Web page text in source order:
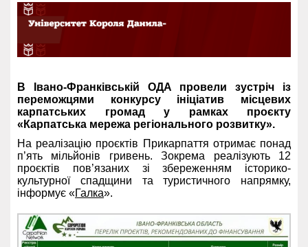
В Івано-Франківській ОДА провели зустріч із
переможцями конкурсу ініціатив місцевих
карпатських громад у рамках проєкту
«Карпатська мережа регіонального розвитку».
На реалізацію проєктів Прикарпаття отримає понад
п’ять мільйонів гривень. Зокрема реалізують 12
проєктів пов’язаних зі збереженням історико-
культурної спадщини та туристичного напрямку,
інформує «Галка».